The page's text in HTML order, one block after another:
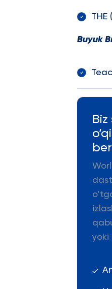
Buyuk
yoki